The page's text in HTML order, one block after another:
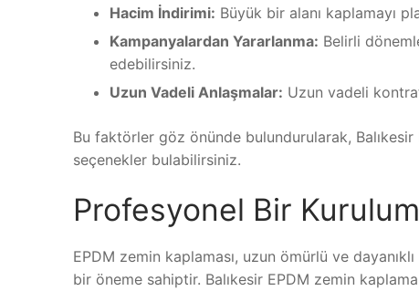
Hacim İndirimi: Büyük bir alanı kaplamayı
Kampanyalardan Yararlanma: Belirli
edebilirsiniz.
Uzun Vadeli Anlaşmalar: Uzun vadeli
Bu faktörler göz önünde bulundurularak,
seçenekler bulabilirsiniz.
Profesyonel Bir
EPDM zemin kaplaması, uzun ömürlü ve
bir öneme sahiptir. Balıkesir EPDM zemin